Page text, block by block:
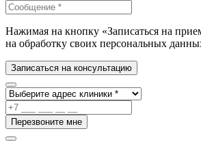
Нажимая на кнопку «Записаться на
на обработку своих персональных
Записаться на консультацию
Перезвоните мне